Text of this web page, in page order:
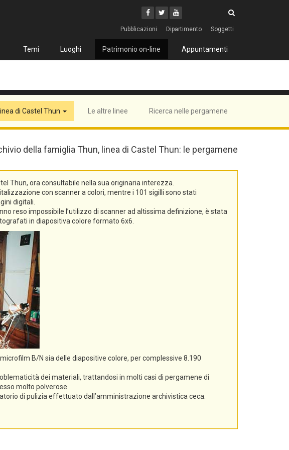
Facebook
Twitter
Youtube
Pubblicazioni Dipartimento Soggetti
Temi Luoghi Patrimonio on-line Appuntamenti
di Castel Thun Le altre linee Ricerca nelle pergamene
della famiglia Thun, linea di Castel Thun: le pergamene
Thun, ora consultabile nella sua originaria interezza.
con scanner a colori, mentre i 101 sigilli sono stati
digitali.
reso impossibile l’utilizzo di scanner ad altissima definizione, è stata
in diapositiva colore formato 6x6.
B/N sia delle diapositive colore, per complessive 8.190
dei materiali, trattandosi in molti casi di pergamene di
molto polverose.
di pulizia effettuato dall’amministrazione archivistica ceca.